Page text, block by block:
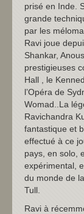
prisé en Inde.
grande
par les
Ravi joue
Shankar,
prestigieuses
Hall , le
l’Opéra de
Womad..La
Ravichandra
fantastique et
effectué à ce
pays, en solo,
expérimental,
du monde de
Tull.
Ravi à